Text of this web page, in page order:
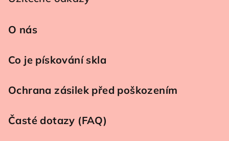
O nás
Co je pískování skla
Ochrana zásilek před poškozením
Časté dotazy (FAQ)